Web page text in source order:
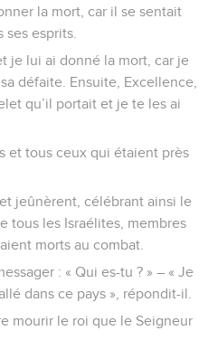
la mort, car il se sentait
ses esprits.
je lui ai donné la mort, car je
défaite. Ensuite, Excellence,
qu’il portait et je te les ai
et tous ceux qui étaient près
jeûnèrent, célébrant ainsi le
tous les Israélites, membres
morts au combat.
: « Qui es-tu ? » – « Je
dans ce pays », répondit-il.
mourir le roi que le Seigneur